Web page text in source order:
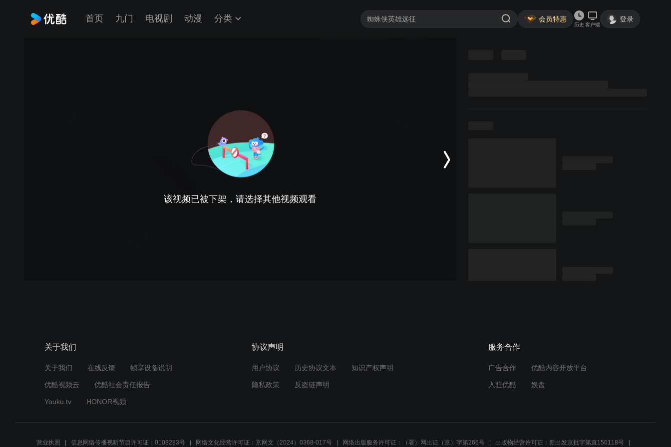
首页 九门 电视剧 动漫 分类 会员特惠
历史 客户端
登录
该视频已被下架，请选择其他视频观看
关于我们
关于我们 在线反馈 帧享设备说明
优酷视频云 优酷社会责任报告
Youku.tv HONOR视频
协议声明
用户协议 历史协议文本 知识产权声明
隐私政策 反盗链声明
服务合作
广告合作 优酷内容开放平台
入驻优酷 娱盘
营业执照 信息网络传播视听节目许可证：0108283号 网络文化经营许可证：京网文（2024）0368-017号 网络出版服务许可证：（署）网出证（京）字第266号 出版物经营许可证：新出发京批字第直150118号